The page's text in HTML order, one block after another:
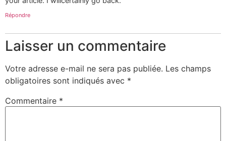
Répondre
Laisser un commentaire
Votre adresse e-mail ne sera pas publiée. Les champs
obligatoires sont indiqués avec *
Commentaire *